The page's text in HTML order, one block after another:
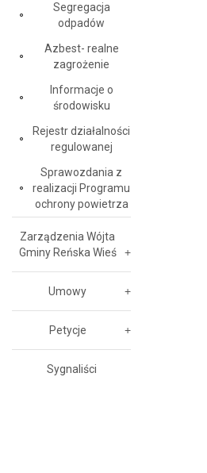
Segregacja
odpadów
Azbest- realne
zagrożenie
Informacje o
środowisku
Rejestr działalności
regulowanej
Sprawozdania z
realizacji Programu
ochrony powietrza
Zarządzenia Wójta
Gminy Reńska Wieś
Umowy
Petycje
Sygnaliści